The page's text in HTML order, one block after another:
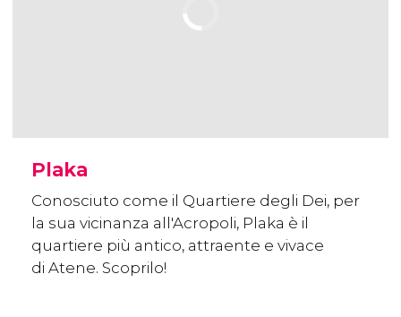
Plaka
Conosciuto come il Quartiere degli Dei, per
la sua vicinanza all'Acropoli, Plaka è il
quartiere più antico, attraente e vivace
di Atene. Scoprilo!